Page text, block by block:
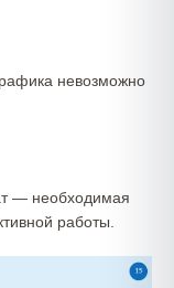
невозможно
— необходимая
работы.